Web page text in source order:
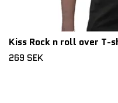
Kiss Rock n roll over T-
269 SEK